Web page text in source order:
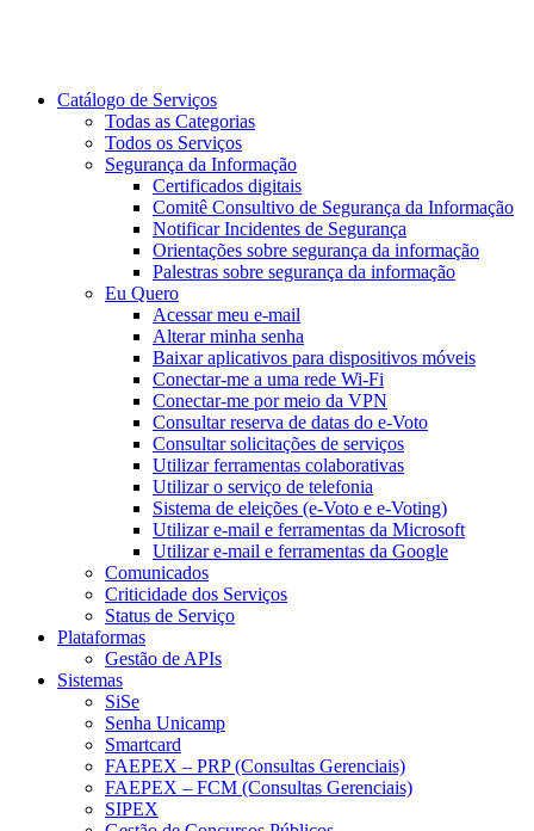
Catálogo de Serviços
Todas as Categorias
Todos os Serviços
Segurança da Informação
Certificados digitais
Comitê Consultivo de Segurança da Informação
Notificar Incidentes de Segurança
Orientações sobre segurança da informação
Palestras sobre segurança da informação
Eu Quero
Acessar meu e-mail
Alterar minha senha
Baixar aplicativos para dispositivos móveis
Conectar-me a uma rede Wi-Fi
Conectar-me por meio da VPN
Consultar reserva de datas do e-Voto
Consultar solicitações de serviços
Utilizar ferramentas colaborativas
Utilizar o serviço de telefonia
Sistema de eleições (e-Voto e e-Voting)
Utilizar e-mail e ferramentas da Microsoft
Utilizar e-mail e ferramentas da Google
Comunicados
Criticidade dos Serviços
Status de Serviço
Plataformas
Gestão de APIs
Sistemas
SiSe
Senha Unicamp
Smartcard
FAEPEX – PRP (Consultas Gerenciais)
FAEPEX – FCM (Consultas Gerenciais)
SIPEX